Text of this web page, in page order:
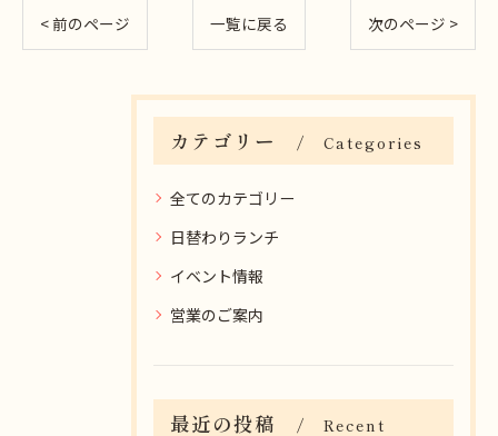
< 前のページ 一覧に戻る 次のページ >
カテゴリー Categories
全てのカテゴリー
日替わりランチ
イベント情報
営業のご案内
最近の投稿
Recent